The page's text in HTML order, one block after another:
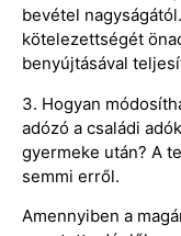
bevétel
kötelezettségét
benyújtásával
3. Hogyan
adózó a családi
gyermeke után? A
semmi erről.
Amennyiben a